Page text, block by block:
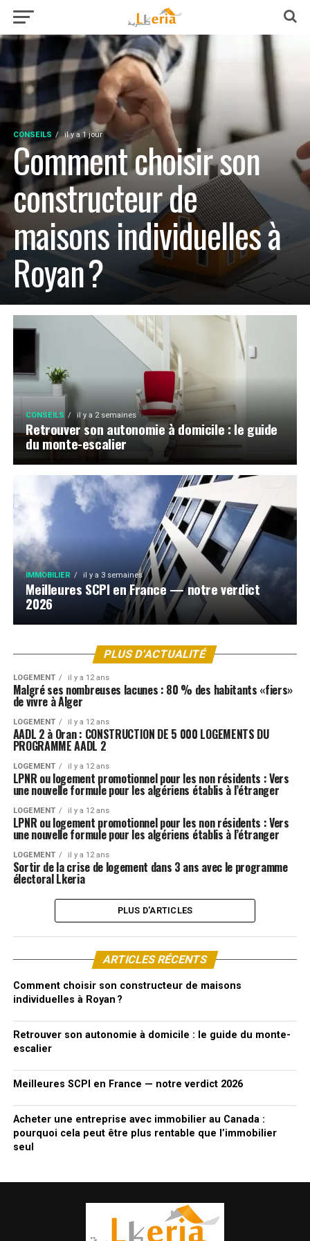
CONSEILS il y a 1 jour
Comment choisir son
constructeur de
maisons individuelles à
Royan ?
CONSEILS il y a 2 semaines
Retrouver son autonomie à domicile : le guide
du monte-escalier
IMMOBILIER il y a 3 semaines
Meilleures SCPI en France — notre verdict
2026
PLUS D'ACTUALITÉ
LOGEMENT il y a 12 ans
Malgré ses nombreuses lacunes : 80 % des habitants «fiers»
de vivre à Alger
LOGEMENT il y a 12 ans
AADL 2 à Oran : CONSTRUCTION DE 5 000 LOGEMENTS DU
PROGRAMME AADL 2
LOGEMENT il y a 12 ans
LPNR ou logement promotionnel pour les non résidents : Vers
une nouvelle formule pour les algériens établis à l’étranger
LOGEMENT il y a 12 ans
LPNR ou logement promotionnel pour les non résidents : Vers
une nouvelle formule pour les algériens établis à l’étranger
LOGEMENT il y a 12 ans
Sortir de la crise de logement dans 3 ans avec le programme
électoral Lkeria
PLUS D'ARTICLES
ARTICLES RÉCENTS
Comment choisir son constructeur de maisons
individuelles à Royan ?
Retrouver son autonomie à domicile : le guide du monte-
escalier
Meilleures SCPI en France — notre verdict 2026
Acheter une entreprise avec immobilier au Canada :
pourquoi cela peut être plus rentable que l’immobilier
seul